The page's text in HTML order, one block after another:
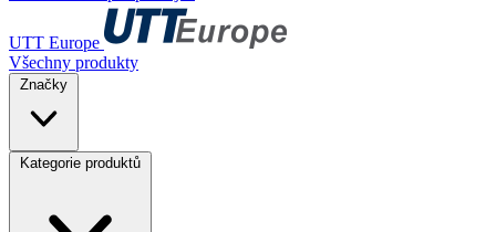
UTT Europe
Všechny produkty
Značky
Kategorie produktů